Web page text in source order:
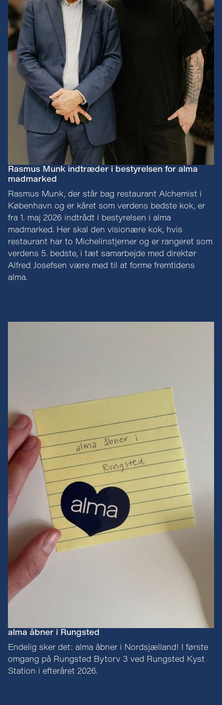
Rasmus Munk indtræder i bestyrelsen for alma
madmarked
Rasmus Munk, der står bag restaurant Alchemist i
København og er kåret som verdens bedste kok, er
fra 1. maj 2026 indtrådt i bestyrelsen i alma
madmarked. Her skal den visionære kok, hvis
restaurant har to Michelinstjerner og er rangeret som
verdens 5. bedste, i tæt samarbejde med direktør
Alfred Josefsen være med til at forme fremtidens
alma.
alma åbner i Rungsted
Endelig sker det: alma åbner i Nordsjælland! I første
omgang på Rungsted Bytorv 3 ved Rungsted Kyst
Station i efteråret 2026.